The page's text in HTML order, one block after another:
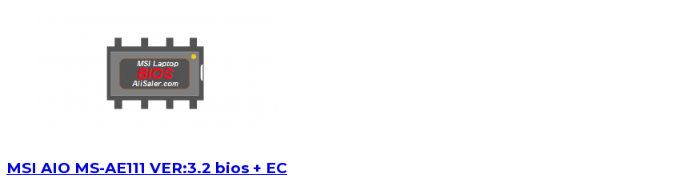
MSI AIO MS-AE111 VER:3.2 bios + EC